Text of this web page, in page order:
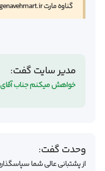
گناوه مارت genavehmart.ir
مدیر سایتگفت:
خواهش میکنم جناب
وحدتگفت:
از پشتبانی عالی شما